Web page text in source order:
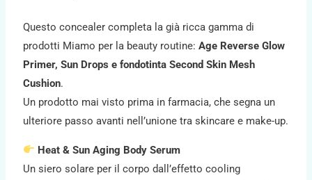
Questo concealer completa la già ricca gamma di
prodotti Miamo per la beauty routine:Age Reverse Glow
Primer, Sun Drops e fondotinta Second Skin Mesh
Cushion.
Un prodotto mai visto prima in farmacia, che segna un
ulteriore passo avanti nell’unione tra skincare e make-up.
Heat & Sun Aging Body Serum
Un siero solare per il corpo dall’effetto cooling